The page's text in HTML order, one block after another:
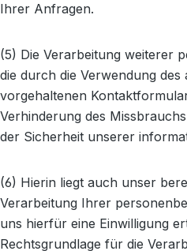
Ihrer Anfragen.
(5) Die Verarbeitung weiterer
die durch die Verwendung des
vorgehaltenen
Verhinderung des
der Sicherheit unserer
(6) Hierin liegt auch unser
Verarbeitung Ihrer
uns hierfür eine Einwilligung
Rechtsgrundlage für die